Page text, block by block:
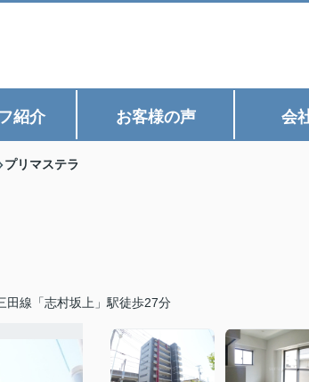
紹介 お客様の声 会
プリマステラ
田線「志村坂上」駅徒歩27分